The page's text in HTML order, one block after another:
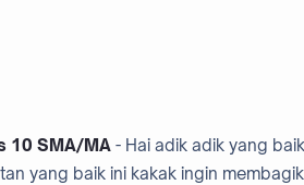
10 SMA/MA - Hai adik adik yang
yang baik ini kakak ingin